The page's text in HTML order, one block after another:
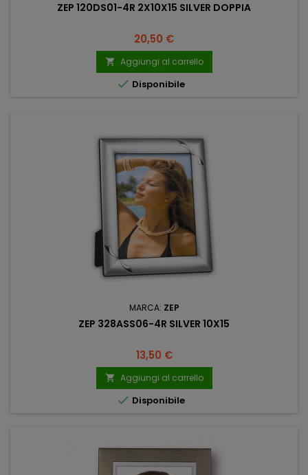
ZEP 120DS01-4R 2X10X15 SILVER DOPPIA
Prezzo
20,50 €
 Aggiungi al carrello
 Disponibile
MARCA: ZEP
ZEP 328ASS06-4R SILVER 10X15
Prezzo
13,50 €
 Aggiungi al carrello
 Disponibile